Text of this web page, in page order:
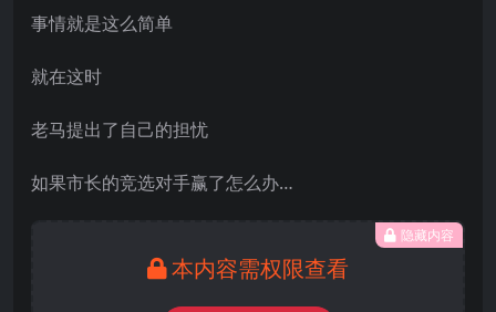
事情就是这么简单
就在这时
老马提出了自己的担忧
如果市长的竞选对手赢了怎么办…
隐藏内容
本内容需权限查看